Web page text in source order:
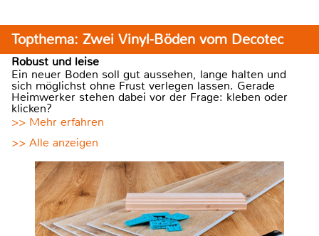
Topthema: Zwei Vinyl-Böden vom Decotec
Robust und leise
Ein neuer Boden soll gut aussehen, lange halten und
sich möglichst ohne Frust verlegen lassen. Gerade
Heimwerker stehen dabei vor der Frage: kleben oder
klicken?
>> Mehr erfahren
>> Alle anzeigen